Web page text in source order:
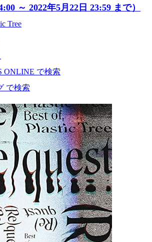
～ 2022年5月22日 23:59 まで）
Tree
ONLINE で検索
で検索